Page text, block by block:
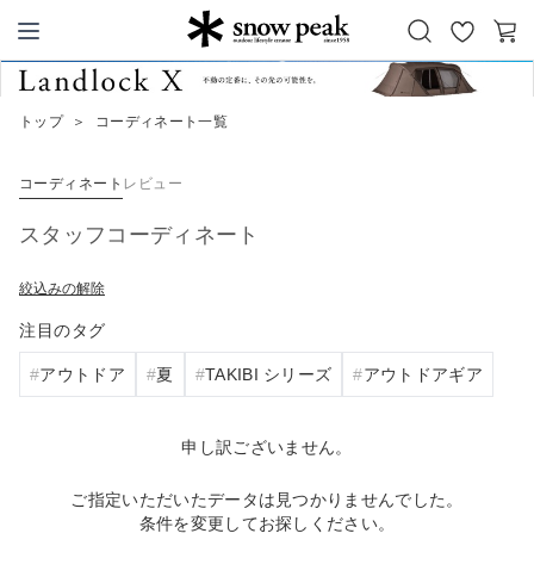
Snow Peak
お
気
カ
トップ ＞ コーディネート一覧
コーディネート レビュー
スタッフコーディネート
絞込みの解除
注目のタグ
アウトドア 夏 TAKIBI シリーズ アウトドアギア
申し訳ございません。
ご指定いただいたデータは見つかりませんでした。
条件を変更してお探しください。